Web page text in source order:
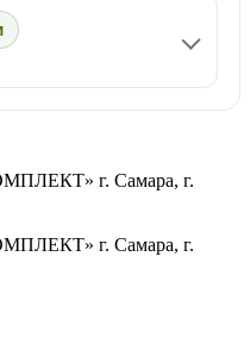
г. Самара, г.
г. Самара, г.